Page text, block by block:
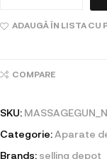
ADAUGĂ ÎN LISTA CU
COMPARE
SKU:
Categorie:Aparate
Brands: selling depot